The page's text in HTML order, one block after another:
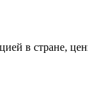
в стране,